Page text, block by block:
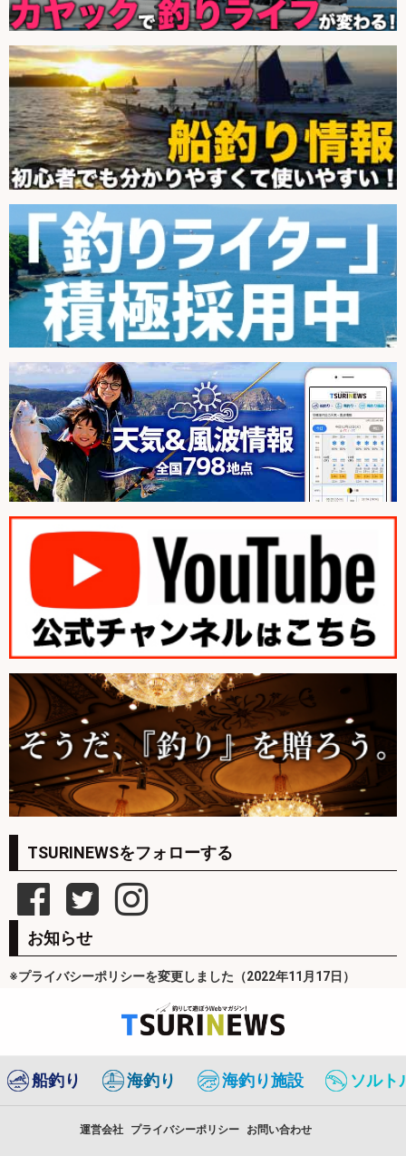
TSURINEWSをフォローする
お知らせ
※プライバシーポリシーを変更しました（2022年11月17日）
船釣り 海釣り 海釣り施設 ソルト
運営会社 プライバシーポリシー お問い合わせ